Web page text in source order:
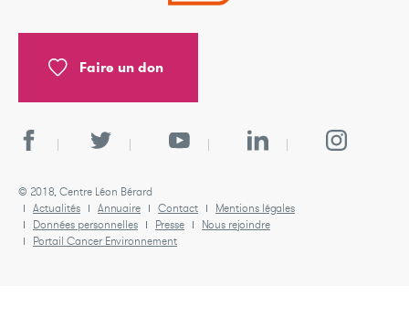
Faire un don
© 2018, Centre Léon Bérard
Actualités
Annuaire Contact
Mentions légales
Données personnelles
Presse
Nous rejoindre
Portail Cancer Environnement